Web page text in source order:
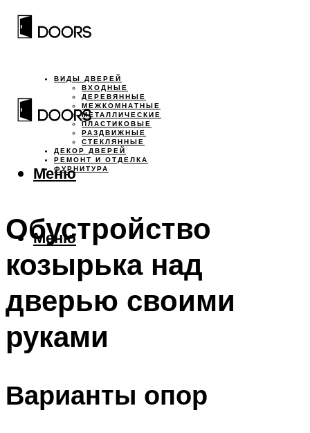
ВИДЫ ДВЕРЕЙ
ВХОДНЫЕ
ДЕРЕВЯННЫЕ
МЕЖКОМНАТНЫЕ
МЕТАЛЛИЧЕСКИЕ
ПЛАСТИКОВЫЕ
РАЗДВИЖНЫЕ
СТЕКЛЯННЫЕ
ДЕКОР ДВЕРЕЙ
РЕМОНТ И ОТДЕЛКА
ФУРНИТУРА
Меню
Меню
Обустройство
козырька над
дверью своими
руками
Варианты опор